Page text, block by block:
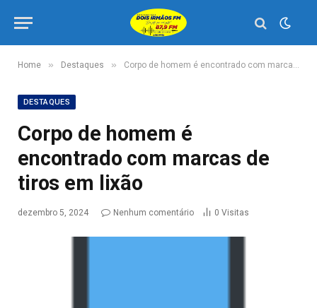
Home » Destaques » Corpo de homem é encontrado com marcas de tiros em lixão
DESTAQUES
Corpo de homem é
encontrado com marcas de
tiros em lixão
dezembro 5, 2024 Nenhum comentário 0 Visitas